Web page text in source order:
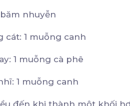
nhuyễn
cát: 1 muỗng canh
1 muỗng cà phê
1 muỗng canh